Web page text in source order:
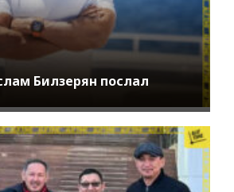
Билзерян послал